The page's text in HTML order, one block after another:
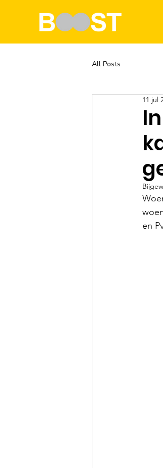
All Posts
11 jul
en